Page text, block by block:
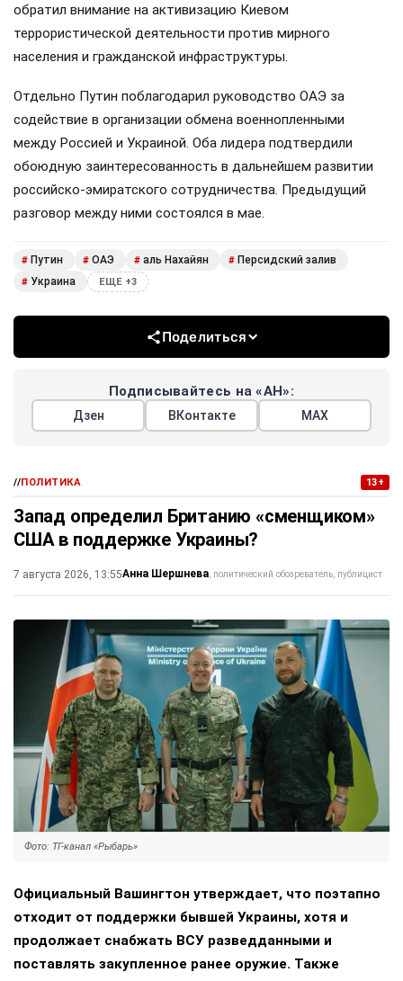
обратил внимание на активизацию Киевом
террористической деятельности против мирного
населения и гражданской инфраструктуры.
Отдельно Путин поблагодарил руководство ОАЭ за
содействие в организации обмена военнопленными
между Россией и Украиной. Оба лидера подтвердили
обоюдную заинтересованность в дальнейшем развитии
российско-эмиратского сотрудничества. Предыдущий
разговор между ними состоялся в мае.
# Путин # ОАЭ # аль Нахайян # Персидский залив
# Украина ЕЩЕ +3
Поделиться
Подписывайтесь на «АН»:
Дзен ВКонтакте МАХ
//ПОЛИТИКА 13+
Запад определил Британию «сменщиком»
США в поддержке Украины?
7 августа 2026, 13:55Анна Шершнева политический обозреватель, публицист
Фото: ТГ-канал «Рыбарь»
Официальный Вашингтон утверждает, что поэтапно
отходит от поддержки бывшей Украины, хотя и
продолжает снабжать ВСУ разведданными и
поставлять закупленное ранее оружие. Также